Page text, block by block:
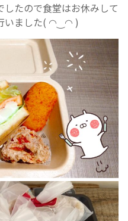
たので食堂はお休みして
いました( ◠‿◠ )